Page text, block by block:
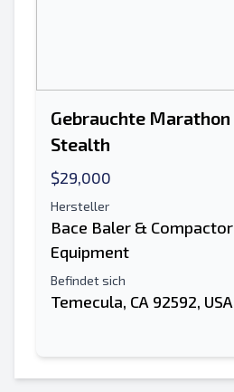
Gebrauchte Marathon
Stealth
$29,000
Hersteller
Bace Baler & Compactor
Equipment
Befindet sich
Temecula, CA 92592, USA